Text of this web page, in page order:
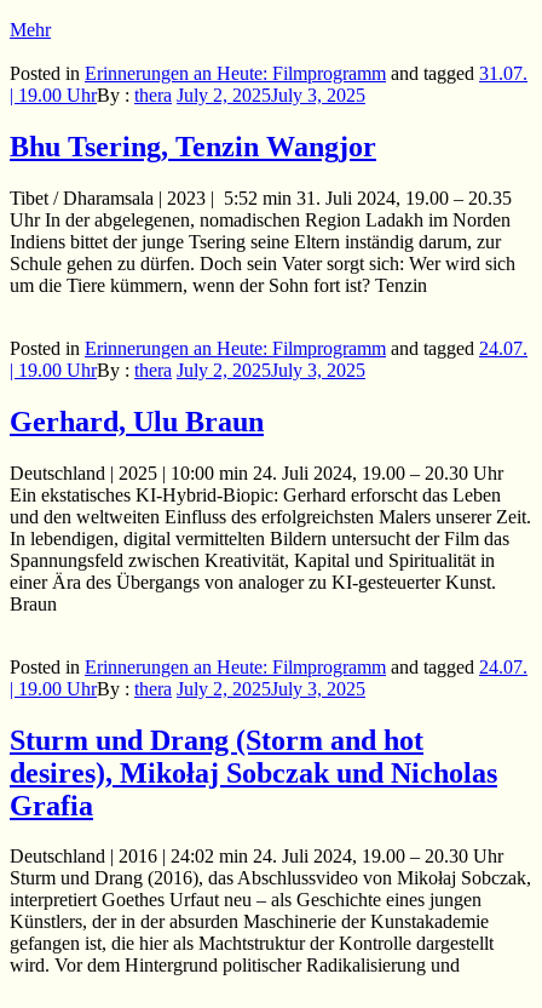
Mehr
Posted in Erinnerungen an Heute: Filmprogramm and tagged 31.07.
| 19.00 UhrBy : thera July 2, 2025July 3, 2025
Bhu Tsering, Tenzin Wangjor
Tibet / Dharamsala | 2023 | 5:52 min 31. Juli 2024, 19.00 – 20.35
Uhr In der abgelegenen, nomadischen Region Ladakh im Norden
Indiens bittet der junge Tsering seine Eltern inständig darum, zur
Schule gehen zu dürfen. Doch sein Vater sorgt sich: Wer wird sich
um die Tiere kümmern, wenn der Sohn fort ist? Tenzin
Posted in Erinnerungen an Heute: Filmprogramm and tagged 24.07.
| 19.00 UhrBy : thera July 2, 2025July 3, 2025
Gerhard, Ulu Braun
Deutschland | 2025 | 10:00 min 24. Juli 2024, 19.00 – 20.30 Uhr
Ein ekstatisches KI-Hybrid-Biopic: Gerhard erforscht das Leben
und den weltweiten Einfluss des erfolgreichsten Malers unserer Zeit.
In lebendigen, digital vermittelten Bildern untersucht der Film das
Spannungsfeld zwischen Kreativität, Kapital und Spiritualität in
einer Ära des Übergangs von analoger zu KI-gesteuerter Kunst.
Braun
Posted in Erinnerungen an Heute: Filmprogramm and tagged 24.07.
| 19.00 UhrBy : thera July 2, 2025July 3, 2025
Sturm und Drang (Storm and hot
desires), Mikołaj Sobczak und Nicholas
Grafia
Deutschland | 2016 | 24:02 min 24. Juli 2024, 19.00 – 20.30 Uhr
Sturm und Drang (2016), das Abschlussvideo von Mikołaj Sobczak,
interpretiert Goethes Urfaut neu – als Geschichte eines jungen
Künstlers, der in der absurden Maschinerie der Kunstakademie
gefangen ist, die hier als Machtstruktur der Kontrolle dargestellt
wird. Vor dem Hintergrund politischer Radikalisierung und